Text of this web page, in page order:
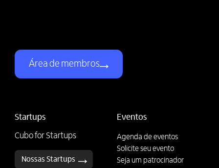
Área de membros
Startups
Cubo for Startups
Nossas Startups
Eventos
Agenda de eventos
Solicite seu evento
Seja um patrocinador